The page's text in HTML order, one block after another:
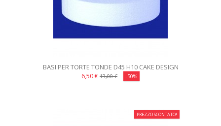
BASI PER TORTE TONDE D45 H10 CAKE DESIGN
6,50 € 13,00 € -50%
PREZZO SCONTATO!